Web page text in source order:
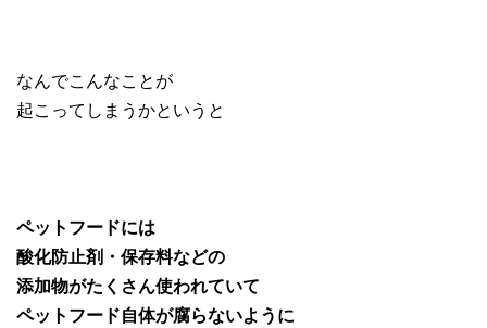
なんでこんなことが
起こってしまうかというと
ペットフードには
酸化防止剤・保存料などの
添加物がたくさん使われていて
ペットフード自体が腐らないように